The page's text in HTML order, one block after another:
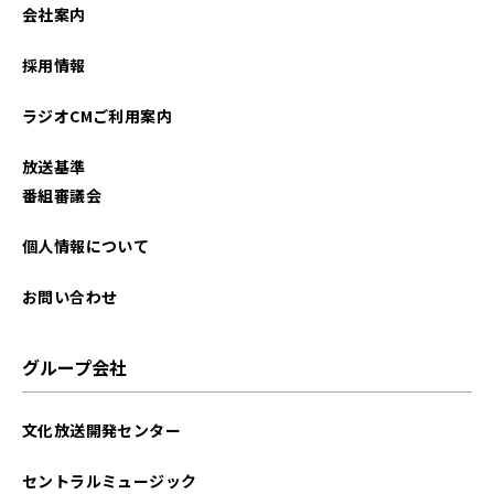
会社案内
採用情報
ラジオCMご利用案内
放送基準
番組審議会
個人情報について
お問い合わせ
グループ会社
文化放送開発センター
セントラルミュージック